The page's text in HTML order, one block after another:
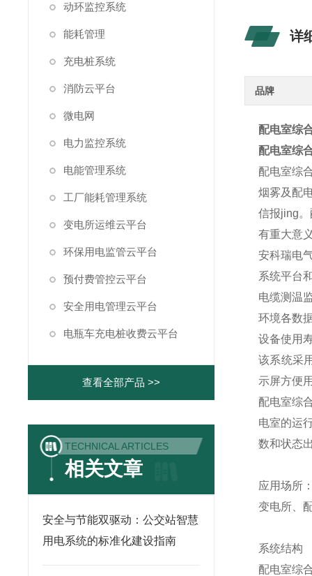
详
品牌
配电室综
配电室综
配电室综
烟雾及配
信报jing
有重大意
安科瑞电
系统平台
电缆测温
环境各数
设备使用
该系统采
示屏方便
配电室综
电室的运
数和状态
应用场所
变电所、
系统结构
配电室综
动环监控系统
能耗管理
充电桩系统
消防云平台
微电网
电力监控系统
电能管理系统
工厂能耗管理系统
变电所运维云平台
环保用电监管云平台
预付费管控云平台
安全用电管理云平台
电瓶车充电桩收费云平台
查看全部产品 >>
TECHNICAL ARTICLES
相关文章
安全与节能双驱动：公交站智慧
用电系统的标准化建设指南